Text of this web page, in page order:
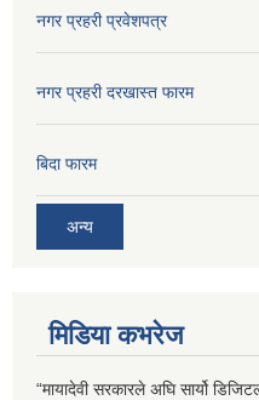
नगर प्रहरी प्रवेशपत्र
नगर प्रहरी दरखास्त फारम
बिदा फारम
अन्य
मिडिया कभरेज
“मायादेवी सरकारले अघि सार्यो